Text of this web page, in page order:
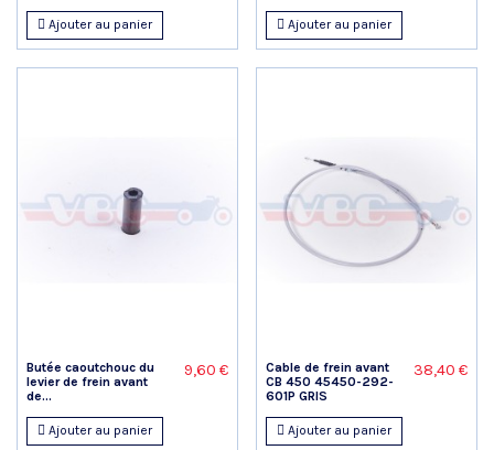
Ajouter au panier Ajouter au panier
Butée caoutchouc du
levier de frein avant
de...
9,60 €
Ajouter au panier
Cable de frein avant
CB 450 45450-292-
601P GRIS
38,40 €
Ajouter au panier